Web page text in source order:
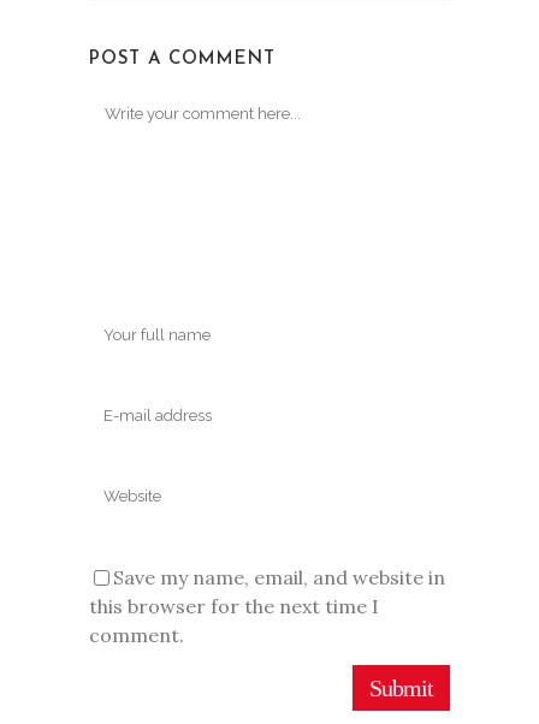
POST A COMMENT
Save my name, email, and website in
this browser for the next time I
comment.